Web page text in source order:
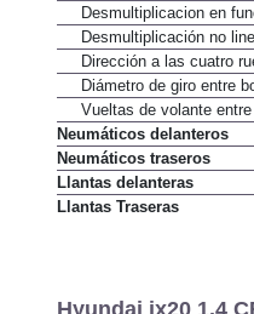
Desmultiplicacion en
Desmultiplicación no
Dirección a las cuatro
Diámetro de giro entre
Vueltas de volante
Neumáticos delanteros
Neumáticos traseros
Llantas delanteras
Llantas Traseras
Hyundai ix20 1.4